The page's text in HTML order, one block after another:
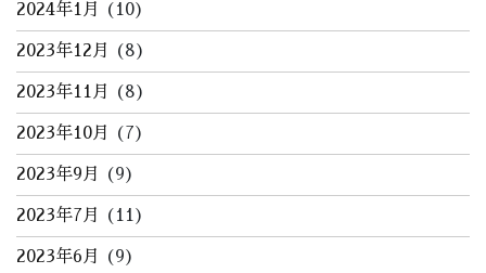
2024年1月 (10)
2023年12月 (8)
2023年11月 (8)
2023年10月 (7)
2023年9月 (9)
2023年7月 (11)
2023年6月 (9)